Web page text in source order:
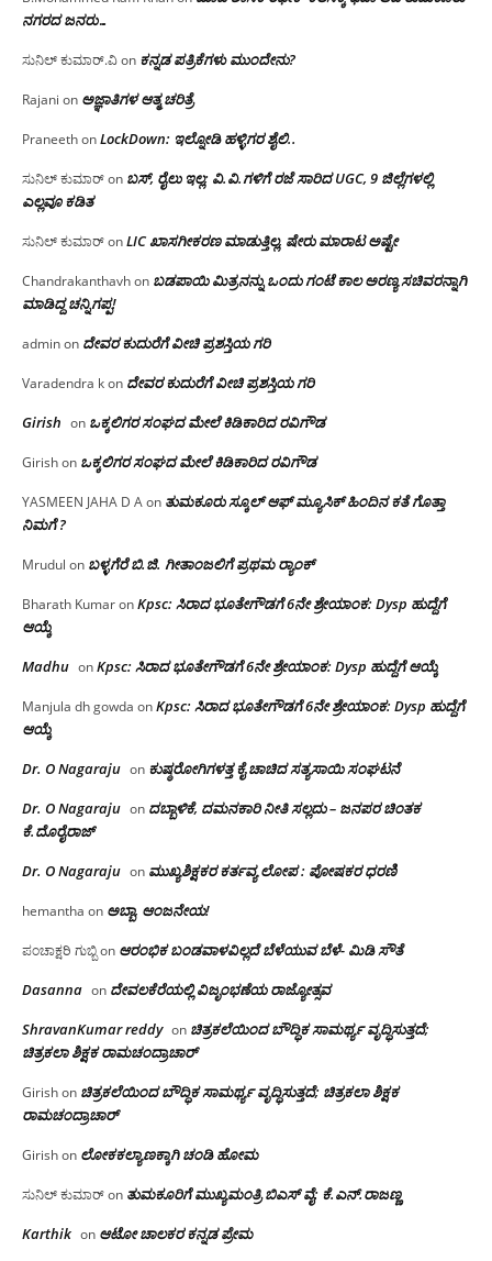
ನಗರದ ಜನರು…
ಸುನಿಲ್ ಕುಮಾರ್.ವಿon ಕನ್ನಡ ಪತ್ರಿಕೆಗಳು ಮುಂದೇನು?
Rajani on ಅಜ್ಞಾತಿಗಳ ಆತ್ಮ ಚರಿತ್ರೆ
PraneethonLockDown: ಇಲ್ನೋಡಿ ಹಳ್ಳಿಗರ ಶೈಲಿ..
ಸುನಿಲ್ ಕುಮಾರ್on ಬಸ್, ರೈಲು ಇಲ್ಲ; ವಿ.ವಿ.ಗಳಿಗೆ ರಜೆ ಸಾರಿದ UGC, 9 ಜಿಲ್ಲೆಗಳಲ್ಲಿ
ಎಲ್ಲವೂ ಕಡಿತ
ಸುನಿಲ್ ಕುಮಾರ್onLIC ಖಾಸಗೀಕರಣ ಮಾಡುತ್ತಿಲ್ಲ, ಷೇರು ಮಾರಾಟ ಅಷ್ಟೇ
Chandrakanthavhon ಬಡಪಾಯಿ ಮಿತ್ರನನ್ನು ಒಂದು ಗಂಟೆ ಕಾಲ ಅರಣ್ಯ ಸಚಿವರನ್ನಾಗಿ
ಮಾಡಿದ್ದ ಚನ್ನಿಗಪ್ಪ!
adminon ದೇವರ ಕುದುರೆಗೆ ವೀಚಿ ಪ್ರಶಸ್ತಿಯ ಗರಿ
Varadendra kon ದೇವರ ಕುದುರೆಗೆ ವೀಚಿ ಪ್ರಶಸ್ತಿಯ ಗರಿ
Girish on ಒಕ್ಕಲಿಗರ ಸಂಘದ ಮೇಲೆ ಕಿಡಿಕಾರಿದ ರವಿಗೌಡ
Girishon ಒಕ್ಕಲಿಗರ ಸಂಘದ ಮೇಲೆ ಕಿಡಿಕಾರಿದ ರವಿಗೌಡ
YASMEEN JAHA D Aon ತುಮಕೂರು ಸ್ಕೂಲ್ ಆಫ್ ಮ್ಯೂಸಿಕ್ ಹಿಂದಿನ ಕತೆ ಗೊತ್ತಾ
ನಿಮಗೆ ?
Mrudul on ಬಳ್ಳಗೆರೆ ಬಿ.ಜಿ. ಗೀತಾಂಜಲಿಗೆ ಪ್ರಥಮ ರ‌್ಯಾಂಕ್
Bharath KumaronKpsc: ಸಿರಾದ ಭೂತೇಗೌಡಗೆ 6ನೇ ಶ್ರೇಯಾಂಕ: Dysp ಹುದ್ದೆಗೆ
ಆಯ್ಕೆ
Madhu onKpsc: ಸಿರಾದ ಭೂತೇಗೌಡಗೆ 6ನೇ ಶ್ರೇಯಾಂಕ: Dysp ಹುದ್ದೆಗೆ ಆಯ್ಕೆ
Manjula dh gowda onKpsc: ಸಿರಾದ ಭೂತೇಗೌಡಗೆ 6ನೇ ಶ್ರೇಯಾಂಕ: Dysp ಹುದ್ದೆಗೆ
ಆಯ್ಕೆ
Dr. O Nagaraju on ಕುಷ್ಠರೋಗಿಗಳತ್ತ ಕೈ ಚಾಚಿದ ಸತ್ಯಸಾಯಿ ಸಂಘಟನೆ
Dr. O Nagaraju on ದಬ್ಬಾಳಿಕೆ, ದಮನಕಾರಿ ನೀತಿ ಸಲ್ಲದು – ಜನಪರ ಚಿಂತಕ
ಕೆ.ದೊರೈರಾಜ್
Dr. O Nagaraju on ಮುಖ್ಯಶಿಕ್ಷಕರ ಕರ್ತವ್ಯ ಲೋಪ : ಪೋಷಕರ ಧರಣಿ
hemantha on ಅಬ್ಬಾ, ಆಂಜನೇಯ!
ಪಂಚಾಕ್ಷರಿ ಗುಬ್ಬಿon ಆರಂಭಿಕ ಬಂಡವಾಳವಿಲ್ಲದೆ ಬೆಳೆಯುವ ಬೆಳೆ- ಮಿಡಿ ಸೌತೆ
Dasanna on ದೇವಲಕೆರೆಯಲ್ಲಿ ವಿಜೃಂಭಣೆಯ ರಾಜ್ಯೋತ್ಸವ
ShravanKumar reddy on ಚಿತ್ರಕಲೆಯಿಂದ ಬೌದ್ಧಿಕ ಸಾಮರ್ಥ್ಯ ವೃದ್ಧಿಸುತ್ತದೆ;
ಚಿತ್ರಕಲಾ ಶಿಕ್ಷಕ ರಾಮಚಂದ್ರಾಚಾರ್
Girishon ಚಿತ್ರಕಲೆಯಿಂದ ಬೌದ್ಧಿಕ ಸಾಮರ್ಥ್ಯ ವೃದ್ಧಿಸುತ್ತದೆ; ಚಿತ್ರಕಲಾ ಶಿಕ್ಷಕ
ರಾಮಚಂದ್ರಾಚಾರ್
Girishon ಲೋಕಕಲ್ಯಾಣಕ್ಕಾಗಿ ಚಂಡಿ ಹೋಮ
ಸುನಿಲ್ ಕುಮಾರ್on ತುಮಕೂರಿಗೆ ಮುಖ್ಯಮಂತ್ರಿ ಬಿಎಸ್ ವೈ: ಕೆ.ಎನ್.ರಾಜಣ್ಣ
Karthik on ಆಟೋ ಚಾಲಕರ ಕನ್ನಡ ಪ್ರೇಮ